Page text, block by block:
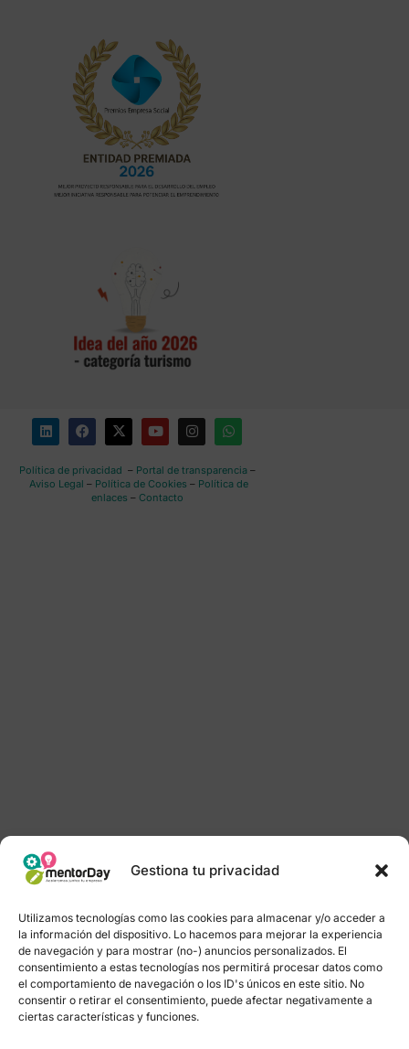
Gestiona tu privacidad
Utilizamos tecnologías como las cookies para almacenar y/o acceder a
la información del dispositivo. Lo hacemos para mejorar la experiencia
de navegación y para mostrar (no-) anuncios personalizados. El
consentimiento a estas tecnologías nos permitirá procesar datos como
el comportamiento de navegación o los ID's únicos en este sitio. No
consentir o retirar el consentimiento, puede afectar negativamente a
ciertas características y funciones.
Política de privacidad – Portal de transparencia–
Aviso Legal – Política de Cookies – Política de
enlaces – Contacto